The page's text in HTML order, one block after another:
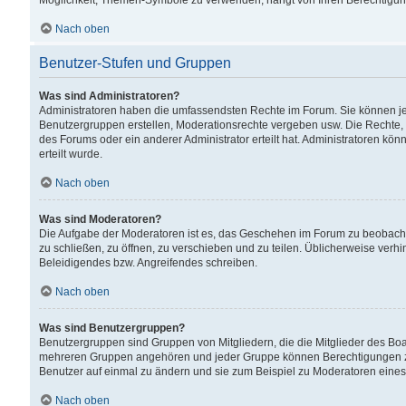
Nach oben
Benutzer-Stufen und Gruppen
Was sind Administratoren?
Administratoren haben die umfassendsten Rechte im Forum. Sie können
Benutzergruppen erstellen, Moderationsrechte vergeben usw. Die
des Forums oder ein anderer Administrator erteilt hat. Administratoren
erteilt wurde.
Nach oben
Was sind Moderatoren?
Die Aufgabe der Moderatoren ist es, das Geschehen im Forum zu
zu schließen, zu öffnen, zu verschieben und zu teilen. Üblicherweise
Beleidigendes bzw. Angreifendes schreiben.
Nach oben
Was sind Benutzergruppen?
Benutzergruppen sind Gruppen von Mitgliedern, die die Mitglieder des
mehreren Gruppen angehören und jeder Gruppe können
Benutzer auf einmal zu ändern und sie zum Beispiel zu Moderatoren
Nach oben